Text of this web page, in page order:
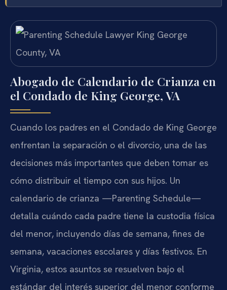
Abogado de Calendario de Crianza en
el Condado de King George, VA
Cuando los padres en el Condado de King George
enfrentan la separación o el divorcio, una de las
decisiones más importantes que deben tomar es
cómo distribuir el tiempo con sus hijos. Un
calendario de crianza —Parenting Schedule—
detalla cuándo cada padre tiene la custodia física
del menor, incluyendo días de semana, fines de
semana, vacaciones escolares y días festivos. En
Virginia, estos asuntos se resuelven bajo el
estándar del interés superior del menor conforme